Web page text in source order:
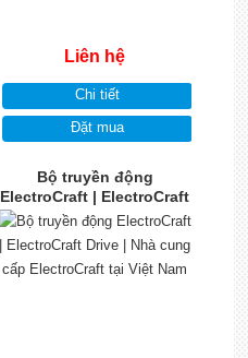
Liên hệ
Chi tiết
Đặt mua
Bộ truyền động
ElectroCraft | ElectroCraft
Drive | Nhà cung cấp
ElectroCraft tại Việt Nam